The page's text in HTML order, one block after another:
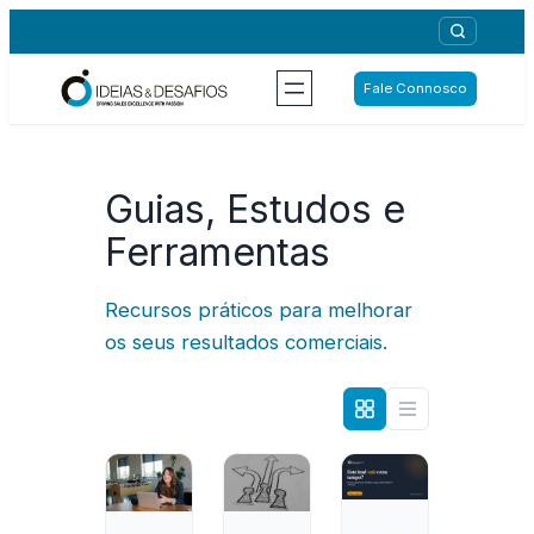
para
Fale Connosco
Guias, Estudos e
Ferramentas
Recursos práticos para melhorar
os seus resultados comerciais.